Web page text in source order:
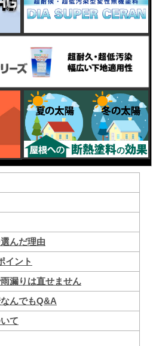
んだ理由
イント
漏りは直せません
んでもQ&A
て